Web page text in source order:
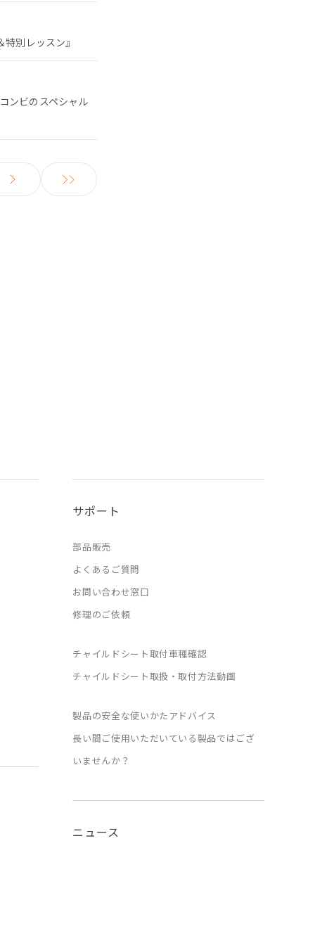
別レッスン』
ンビのスペシャル
サポート
部品販売
よくあるご質問
お問い合わせ窓口
修理のご依頼
チャイルドシート取付車種確認
チャイルドシート取扱・取付方法動画
製品の安全な使いかたアドバイス
長い間ご使用いただいている製品ではござ
いませんか？
ニュース